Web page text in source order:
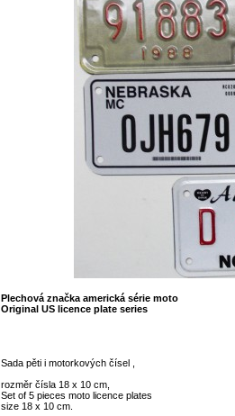
Plechová značka americká série moto
Original US licence plate series
Sada pěti i motorkových čísel ,
rozměr čísla 18 x 10 cm,
Set of 5 pieces moto licence plates
size 18 x 10 cm.